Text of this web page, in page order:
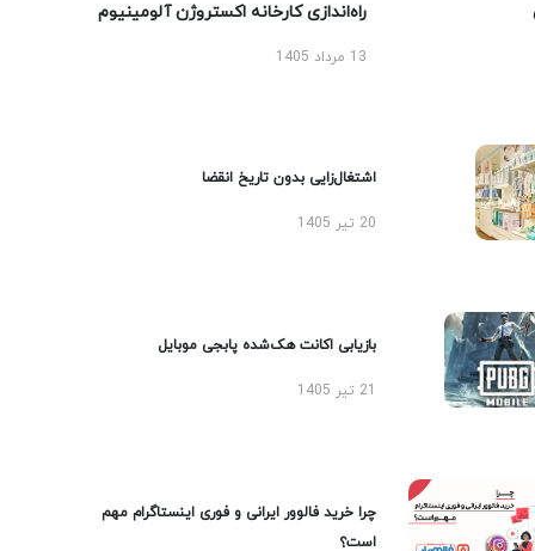
راه‌اندازی کارخانه اکستروژن آلومینیوم
13 مرداد 1405
اشتغال‌زایی بدون تاریخ انقضا
20 تیر 1405
بازیابی اکانت هک‌شده پابجی موبایل
چرا خرید فالوور ایرانی و فوری اینستاگرام مهم
است؟